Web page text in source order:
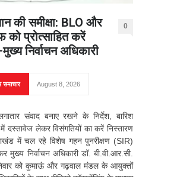
की समीक्षा: BLO और
को प्रोत्साहित करें
निर्वाचन अधिकारी
0
समाचार August 8, 2026
संवाद बनाए रखने के निर्देश, बारिश
में दस्तावेज लेकर विसंगतियों का करें निस्तारण
में चल रहे विशेष गहन पुनरीक्षण (SIR)
मुख्य निर्वाचन अधिकारी डॉ. बी.वी.आर.सी.
को कुमाऊं और गढ़वाल मंडल के आयुक्तों